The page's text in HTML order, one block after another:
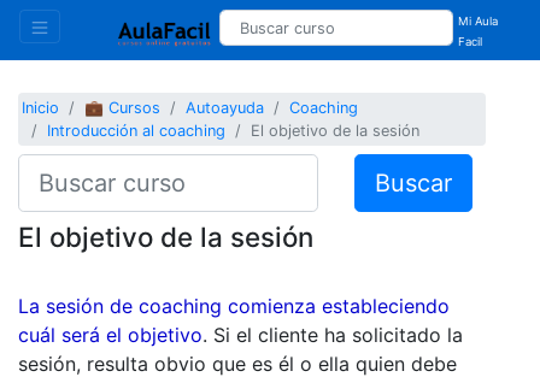
Mi Aula
Facil
Inicio 💼 Cursos Autoayuda
Coaching
Introducción al coaching
El objetivo de la sesión
Buscar
El objetivo de la sesión
La sesión de coaching comienza estableciendo
cuál será el objetivo. Si el cliente ha solicitado la
sesión, resulta obvio que es él o ella quien debe